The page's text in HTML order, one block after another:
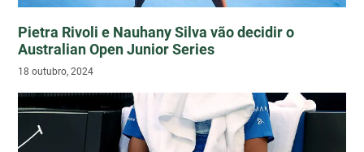
Pietra Rivoli e Nauhany Silva vão decidir o
Australian Open Junior Series
18 outubro, 2024